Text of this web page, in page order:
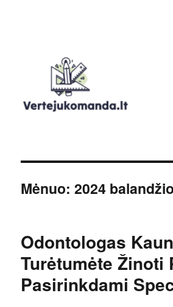
Mėnuo:2024 balandžio
Odontologas
Turėtumėte Žinoti
Pasirinkdami